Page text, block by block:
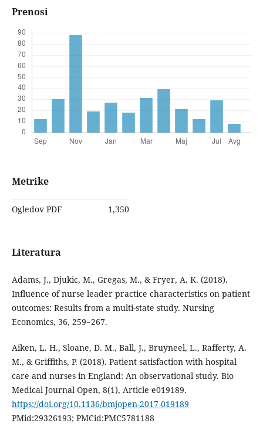
Prenosi
Metrike
Ogledov PDF 1,350
Literatura
Adams, J., Djukic, M., Gregas, M., & Fryer, A. K. (2018).
Influence of nurse leader practice characteristics on patient
outcomes: Results from a multi-state study. Nursing
Economics, 36, 259−267.
Aiken, L. H., Sloane, D. M., Ball, J., Bruyneel, L., Rafferty, A.
M., & Griffiths, P. (2018). Patient satisfaction with hospital
care and nurses in England: An observational study. Bio
Medical Journal Open, 8(1), Article e019189.
https://doi.org/10.1136/bmjopen-2017-019189
PMid:29326193; PMCid:PMC5781188